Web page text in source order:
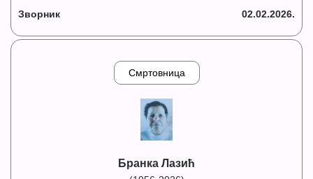
Зворник 02.02.2026.
Смртовница
Бранка Лазић